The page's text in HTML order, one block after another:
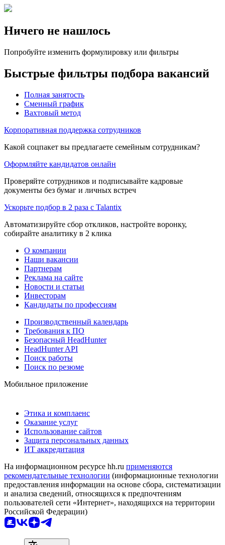
Ничего не нашлось
Попробуйте изменить формулировку или фильтры
Быстрые фильтры подбора вакансий
Полная занятость
Сменный график
Вахтовый метод
Корпоративная поддержка сотрудников
Какой соцпакет вы предлагаете семейным сотрудникам?
Оформляйте кандидатов онлайн
Проверяйте сотрудников и подписывайте кадровые
документы без бумаг и личных встреч
Ускорьте подбор в 2 раза с Talantix
Автоматизируйте сбор откликов, настройте воронку,
собирайте аналитику в 2 клика
О компании
Наши вакансии
Партнерам
Реклама на сайте
Новости и статьи
Инвесторам
Кандидаты по профессиям
Производственный календарь
Требования к ПО
Безопасный HeadHunter
HeadHunter API
Поиск работы
Поиск по резюме
Мобильное приложение
Этика и комплаенс
Оказание услуг
Использование сайтов
Защита персональных данных
ИТ аккредитация
На информационном ресурсе hh.ru применяются
рекомендательные технологии (информационные технологии
предоставления информации на основе сбора, систематизации
и анализа сведений, относящихся к предпочтениям
пользователей сети «Интернет», находящихся на территории
Российской Федерации)